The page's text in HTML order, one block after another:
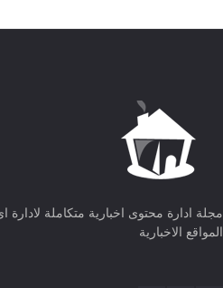
مجلة ادارة محتوى اخبارية متكاملة لادارة
المواقع الاخبارية